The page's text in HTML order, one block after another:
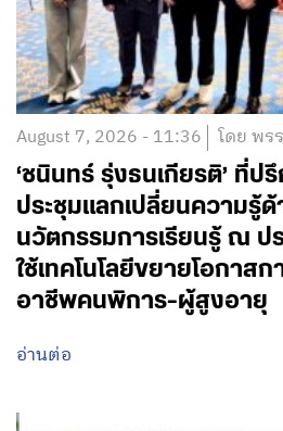
August 7, 2026 - 11:36 โดย พร
‘ชนินทร์ รุ่งธนเกียรติ’ ที่ป
ประชุมแลกเปลี่ยนความรู้ด้
นวัตกรรมการเรียนรู้ ณ ปร
ใช้เทคโนโลยีขยายโอกาส
อาชีพคนพิการ-ผู้สูงอายุ
อ่านต่อ